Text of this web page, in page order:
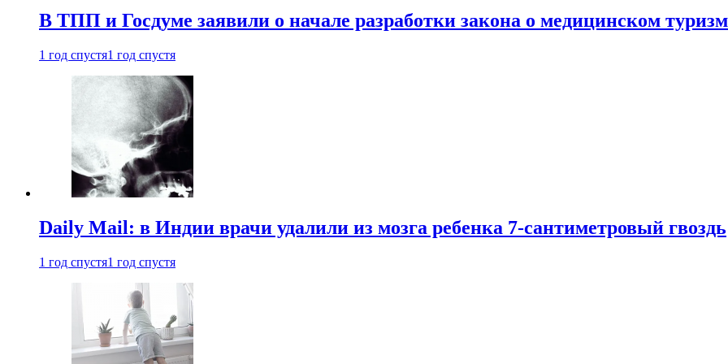
В ТПП и Госдуме заявили о начале разработки закона о медицинском
1 год спустя1 год спустя
Daily Mail: в Индии врачи удалили из мозга ребенка 7-сантиметровый гвоздь
1 год спустя1 год спустя